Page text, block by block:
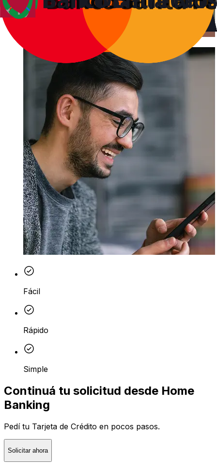
Fácil
Rápido
Simple
Continuá tu solicitud desde Home
Banking
Pedí tu Tarjeta de Crédito en pocos pasos.
Solicitar ahora